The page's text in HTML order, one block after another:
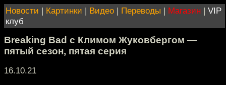
Новости | Картинки | Видео | Переводы | Магазин | VIP
клуб
Breaking Bad с Климом Жуковбергом —
пятый сезон, пятая серия
16.10.21